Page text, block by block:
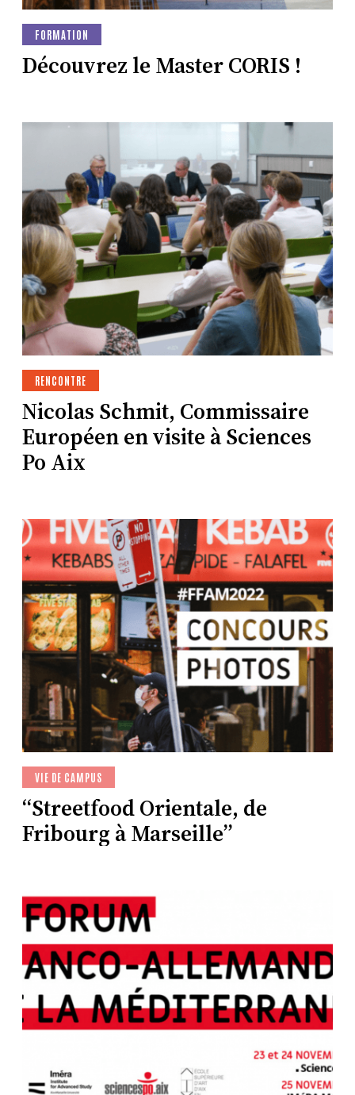
FORMATION
Découvrez le Master CORIS !
RENCONTRE
Nicolas Schmit, Commissaire
Européen en visite à Sciences
Po Aix
VIE DE CAMPUS
“Streetfood Orientale, de
Fribourg à Marseille”